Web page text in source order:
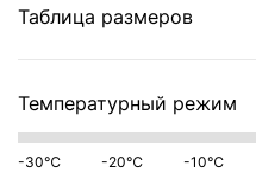
Таблица размеров
Температурный режим
-30℃ -20℃ -10℃